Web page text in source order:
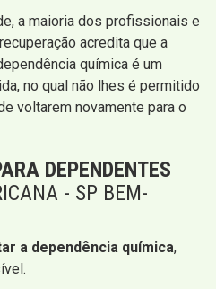
a maioria dos profissionais e
acredita que a
química é um
no qual não lhes é permitido
voltarem novamente para o
DEPENDENTES
- SP BEM-
a dependência química,